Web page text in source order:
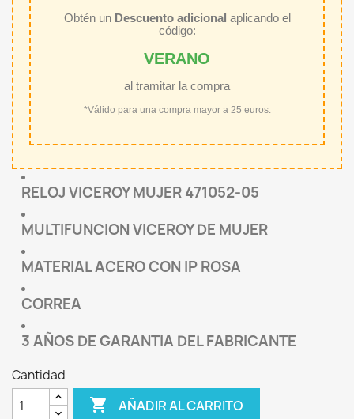
Obtén un Descuento adicional aplicando el
código:
VERANO
al tramitar la compra
*Válido para una compra mayor a 25 euros.
RELOJ VICEROY MUJER 471052-05
MULTIFUNCION VICEROY DE MUJER
MATERIAL ACERO CON IP ROSA
CORREA
3 AÑOS DE GARANTIA DEL FABRICANTE
Cantidad
 AÑADIR AL CARRITO